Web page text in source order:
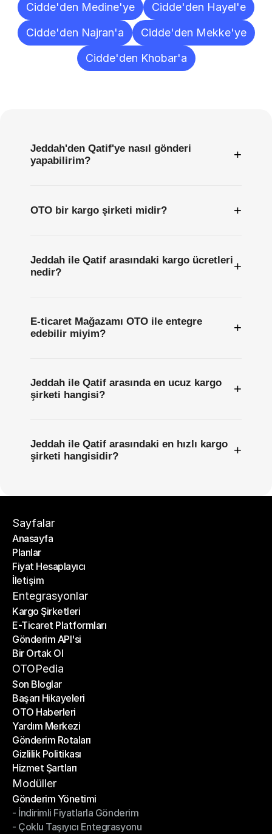
Cidde'den Medine'ye
Cidde'den Hayel'e
Cidde'den Najran'a
Cidde'den Mekke'ye
Cidde'den Khobar'a
Jeddah'den Qatif'ye nasıl gönderi
yapabilirim?
+
OTO bir kargo şirketi midir? +
Jeddah ile Qatif arasındaki kargo ücretleri
nedir?
+
E-ticaret Mağazamı OTO ile entegre
edebilir miyim?
+
Jeddah ile Qatif arasında en ucuz kargo
şirketi hangisi?
+
Jeddah ile Qatif arasındaki en hızlı kargo
şirketi hangisidir?
+
Sayfalar
Anasayfa
Anasayfa
Planlar
Planlar
Fiyat Hesaplayıcı
Fiyat Hesaplayıcı
İletişim
İletişim
Entegrasyonlar
Kargo Şirketleri
Kargo Şirketleri
E-Ticaret Platformları
E-Ticaret Platformları
Gönderim API'si
Gönderim API'si
Bir Ortak Ol
Bir Ortak Ol
OTOPedia
Son Bloglar
Son Bloglar
Başarı Hikayeleri
Başarı Hikayeleri
OTO Haberleri
OTO Haberleri
Yardım Merkezi
Yardım Merkezi
Gönderim Rotaları
Gönderim Rotaları
Gizlilik Politikası
Gizlilik Politikası
Hizmet Şartları
Hizmet Şartları
Modüller
Gönderim Yönetimi
Gönderim Yönetimi
- İndirimli Fiyatlarla Gönderim
- İndirimli Fiyatlarla Gönderim
- Çoklu Taşıyıcı Entegrasyonu